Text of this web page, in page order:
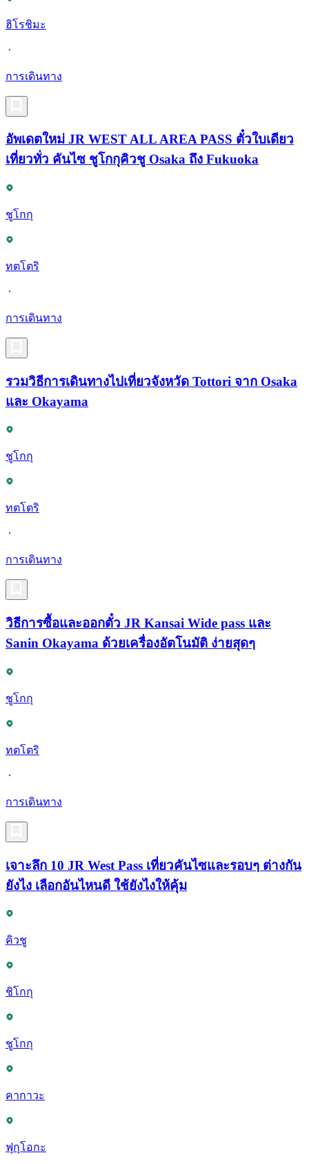
ฮิโรชิมะ
การเดินทาง
อัพเดตใหม่ JR WEST ALL AREA PASS ตั๋วใบเดียว
เที่ยวทั่ว คันไซ ชูโกกุคิวชู Osaka ถึง Fukuoka
ชูโกกุ
ทตโตริ
การเดินทาง
รวมวิธีการเดินทางไปเที่ยวจังหวัด Tottori จาก Osaka
และ Okayama
ชูโกกุ
ทตโตริ
การเดินทาง
วิธีการซื้อและออกตั๋ว JR Kansai Wide pass และ
Sanin Okayama ด้วยเครื่องอัตโนมัติ ง่ายสุดๆ
ชูโกกุ
ทตโตริ
การเดินทาง
เจาะลึก 10 JR West Pass เที่ยวคันไซและรอบๆ ต่างกัน
ยังไง เลือกอันไหนดี ใช้ยังไงให้คุ้ม
คิวชู
ชิโกกุ
ชูโกกุ
คากาวะ
ฟุกุโอกะ